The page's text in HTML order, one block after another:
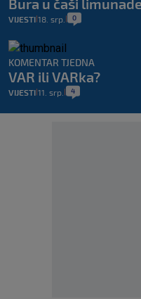
Bura u čaši limunade
VIJESTI 18. srp. 0
KOMENTAR TJEDNA
VAR ili VARka?
VIJESTI 11. srp. 4